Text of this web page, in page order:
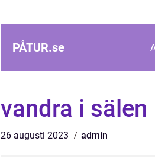
PÅTUR.se
vandra i sälen
26 augusti 2023 admin